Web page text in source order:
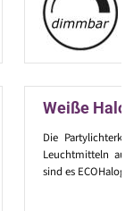
Weiße
Die
Leuchtmitteln
sind es